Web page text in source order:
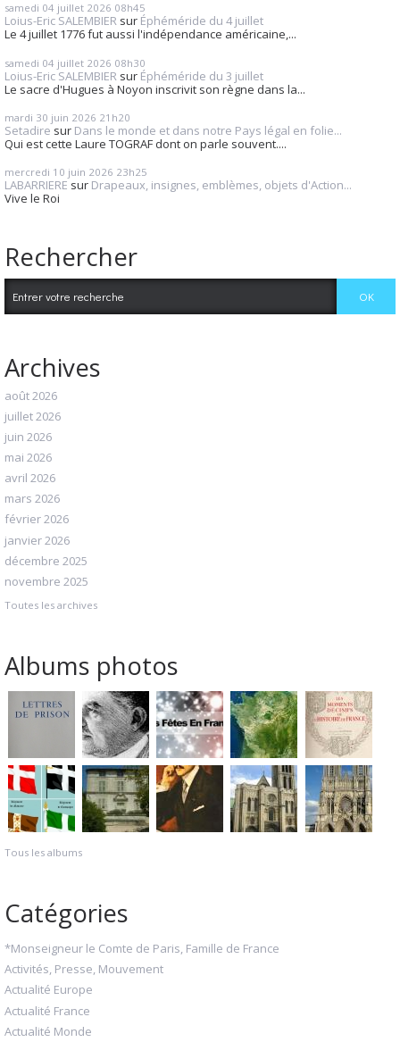
samedi 04 juillet 2026 08h45
Loius-Eric SALEMBIER sur Éphéméride du 4 juillet
Le 4 juillet 1776 fut aussi l'indépendance américaine,...
samedi 04 juillet 2026 08h30
Loius-Eric SALEMBIER sur Éphéméride du 3 juillet
Le sacre d'Hugues à Noyon inscrivit son règne dans la...
mardi 30 juin 2026 21h20
Setadire sur Dans le monde et dans notre Pays légal en folie...
Qui est cette Laure TOGRAF dont on parle souvent....
mercredi 10 juin 2026 23h25
LABARRIERE sur Drapeaux, insignes, emblèmes, objets d'Action...
Vive le Roi
Rechercher
Archives
août 2026
juillet 2026
juin 2026
mai 2026
avril 2026
mars 2026
février 2026
janvier 2026
décembre 2025
novembre 2025
Toutes les archives
Albums photos
Tous les albums
Catégories
*Monseigneur le Comte de Paris, Famille de France
Activités, Presse, Mouvement
Actualité Europe
Actualité France
Actualité Monde